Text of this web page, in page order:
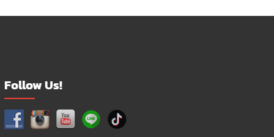
Follow Us!